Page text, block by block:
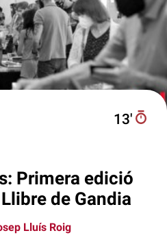
13′
Primera edició
de Gandia
Lluís Roig